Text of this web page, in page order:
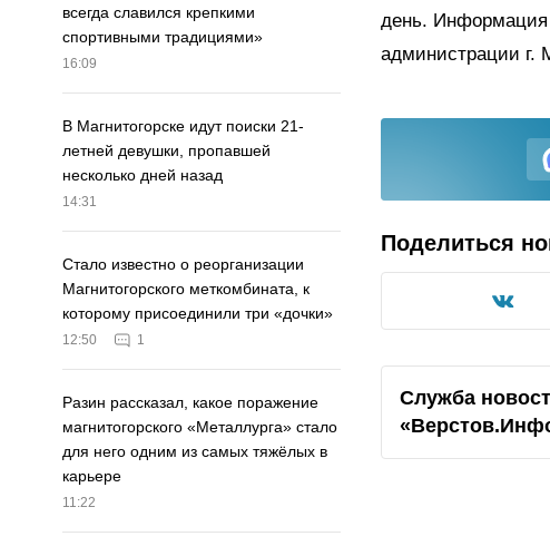
всегда славился крепкими
спортивными традициями»
16:09
В Магнитогорске идут поиски 21-
летней девушки, пропавшей
несколько дней назад
14:31
Стало известно о реорганизации
Магнитогорского меткомбината, к
которому присоединили три «дочки»
12:50 1
Разин рассказал, какое поражение
магнитогорского «Металлурга» стало
для него одним из самых тяжёлых в
карьере
11:22
день. Информация
администрации г.
Поделиться
Служба